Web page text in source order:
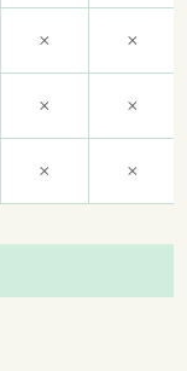
× ×
× ×
× ×